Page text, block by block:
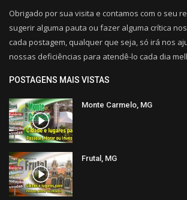
Obrigado por sua visita e contamos com o seu
sugerir alguma pauta ou fazer alguma crítica
cada postagem, qualquer que seja, só irá nos
nossas deficiências para atendê-lo cada dia
POSTAGENS MAIS VISTAS
Monte Carmelo, MG
Frutal, MG